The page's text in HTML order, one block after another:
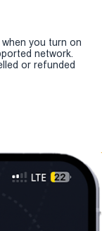
you turn on
network.
or refunded